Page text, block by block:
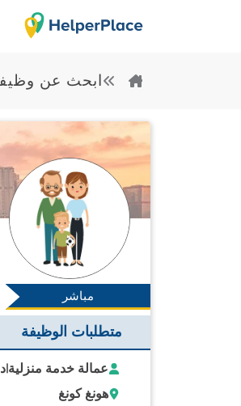
ابحث عن
مباشر
متطلبات الوظيفة
عمالة خدمة منزلية|
هونغ كونغ